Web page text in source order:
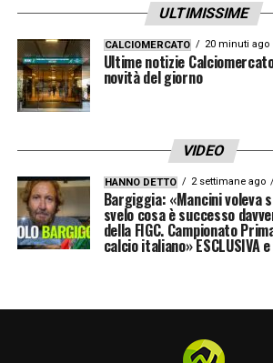
ULTIMISSIME
CALCIOMERCATO 20 minuti ago
Ultime notizie
novità del giorno
VIDEO
HANNO DETTO 2 settimane ago
Bargiggia: «Mancini voleva
svelo cosa è successo
della FIGC. Campionato
calcio italiano» ESCLUSIVA e